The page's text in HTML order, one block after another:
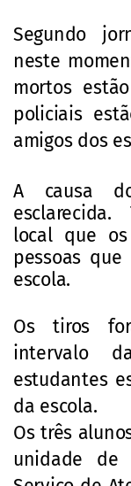
Segundo
neste
mortos
policiais
amigos dos
A causa
esclarecida.
local que
pessoas
escola.
Os tiros
intervalo
estudantes
da escola.
Os três
unidade de